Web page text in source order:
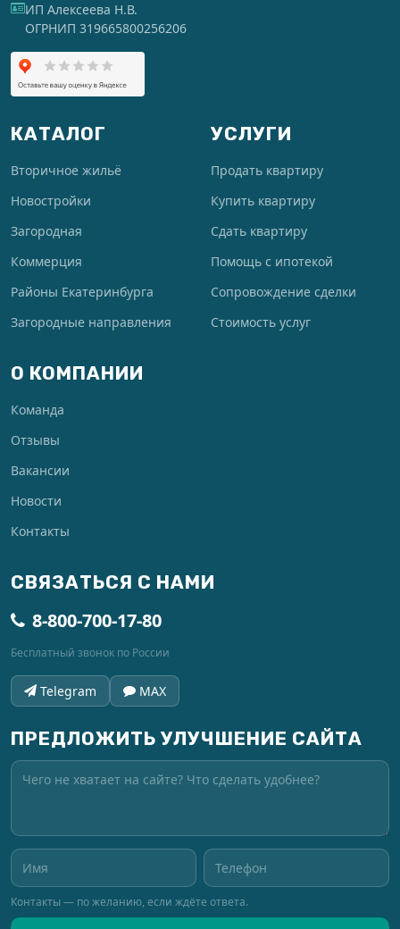
ИП Алексеева Н.В.
ОГРНИП 319665800256206
КАТАЛОГ
Вторичное жильё
Новостройки
Загородная
Коммерция
Районы Екатеринбурга
Загородные направления
УСЛУГИ
Продать квартиру
Купить квартиру
Сдать квартиру
Помощь с ипотекой
Сопровождение сделки
Стоимость услуг
О КОМПАНИИ
Команда
Отзывы
Вакансии
Новости
Контакты
СВЯЗАТЬСЯ С НАМИ
8-800-700-17-80
Бесплатный звонок по России
Telegram MAX
ПРЕДЛОЖИТЬ УЛУЧШЕНИЕ САЙТА
Контакты — по желанию, если ждёте ответа.